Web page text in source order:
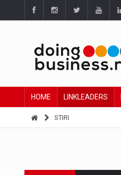
HOME LINKLEADERS
STIRI